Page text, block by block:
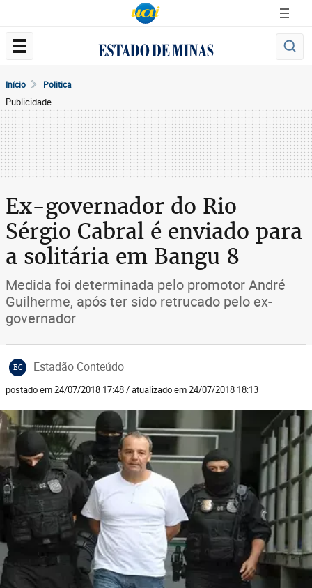
Início Politica
Publicidade
Ex-governador do Rio
Sérgio Cabral é enviado para
a solitária em Bangu 8
Medida foi determinada pelo promotor André
Guilherme, após ter sido retrucado pelo ex-
governador
EC Estadão Conteúdo
postado em 24/07/2018 17:48 / atualizado em 24/07/2018 18:13